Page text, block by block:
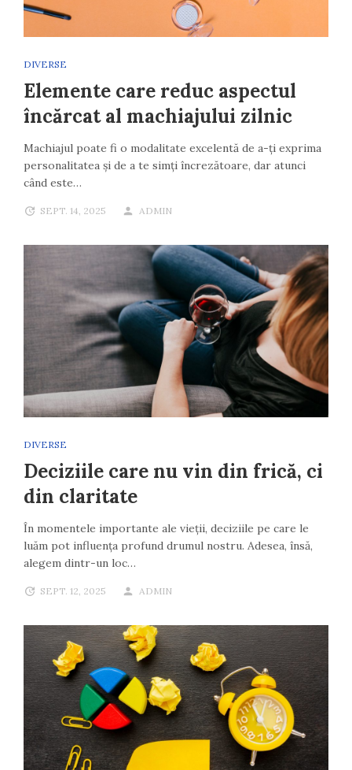
DIVERSE
Elemente care reduc aspectul
încărcat al machiajului zilnic
Machiajul poate fi o modalitate excelentă de a-ți exprima
personalitatea și de a te simți încrezătoare, dar atunci
când este…
SEPT. 14, 2025 ADMIN
DIVERSE
Deciziile care nu vin din frică, ci
din claritate
În momentele importante ale vieții, deciziile pe care le
luăm pot influența profund drumul nostru. Adesea, însă,
alegem dintr-un loc…
SEPT. 12, 2025 ADMIN